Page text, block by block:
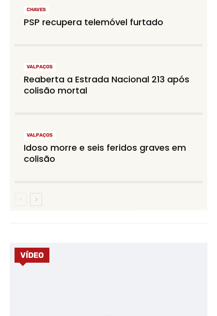
CHAVES
PSP recupera telemóvel furtado
VALPAÇOS
Reaberta a Estrada Nacional 213 após
colisão mortal
VALPAÇOS
Idoso morre e seis feridos graves em
colisão
VÍDEO